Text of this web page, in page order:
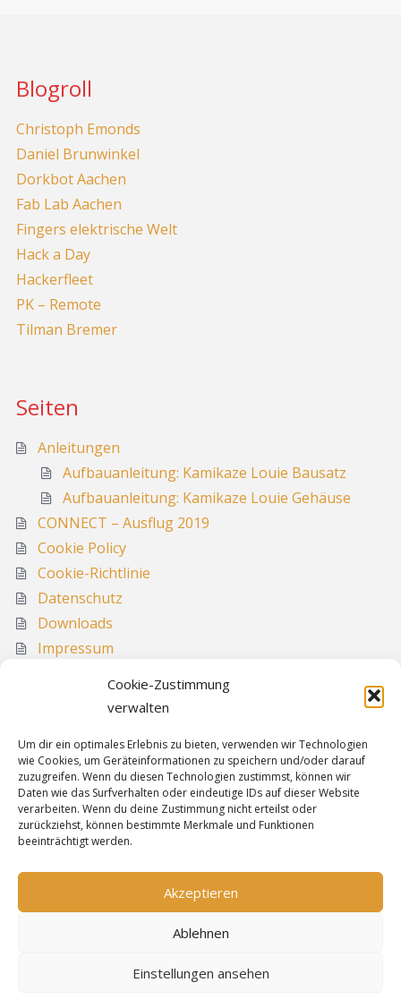
Cookie-Zustimmung
verwalten
Um dir ein optimales Erlebnis zu bieten, verwenden wir Technologien
wie Cookies, um Geräteinformationen zu speichern und/oder darauf
zuzugreifen. Wenn du diesen Technologien zustimmst, können wir
Daten wie das Surfverhalten oder eindeutige IDs auf dieser Website
verarbeiten. Wenn du deine Zustimmung nicht erteilst oder
zurückziehst, können bestimmte Merkmale und Funktionen
beeinträchtigt werden.
Akzeptieren
Ablehnen
Einstellungen ansehen
Blogroll
Christoph Emonds
Daniel Brunwinkel
Dorkbot Aachen
Fab Lab Aachen
Fingers elektrische Welt
Hack a Day
Hackerfleet
PK – Remote
Tilman Bremer
Seiten
Anleitungen
Aufbauanleitung: Kamikaze Louie Bausatz
Aufbauanleitung: Kamikaze Louie Gehäuse
CONNECT – Ausflug 2019
Cookie Policy
Cookie-Richtlinie
Datenschutz
Downloads
Impressum
Informationen
Sitemap
Impressum